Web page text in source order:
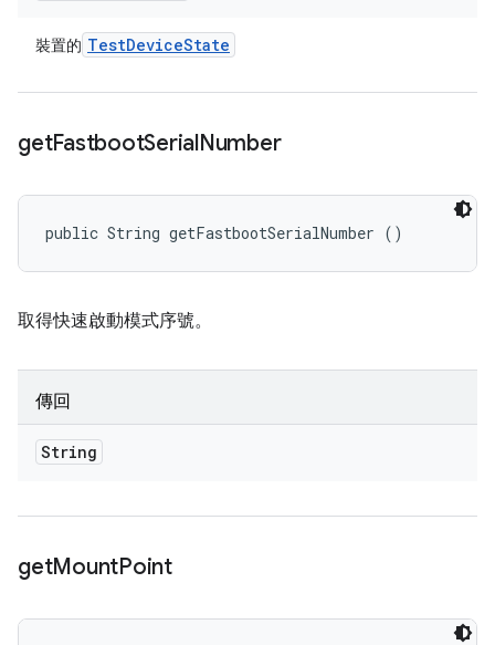
裝置的 TestDeviceState
getFastbootSerialNumber
public String getFastbootSerialNumber ()
取得快速啟動模式序號。
傳回
String
getMountPoint